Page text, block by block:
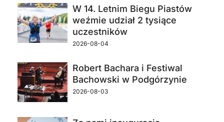
W 14. Letnim Biegu Piastów
weźmie udział 2 tysiące
uczestników
2026-08-04
Robert Bachara i Festiwal
Bachowski w Podgórzynie
2026-08-03